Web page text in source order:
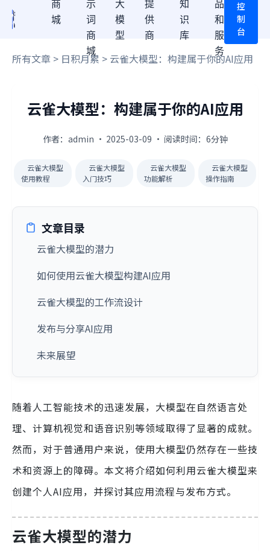
商
城
示
词
商
城
大
模
型
提
供
商
知
识
库
品
和
服
务
控
制
台
所有文章 > 日积月累 > 云雀大模型：构建属于你的AI应用
云雀大模型：构建属于你的AI应用
作者：admin · 2025-03-09 · 阅读时间：6分钟
云雀大模型
使用教程
云雀大模型
入门技巧
云雀大模型
功能解析
云雀大模型
操作指南
文章目录
云雀大模型的潜力
如何使用云雀大模型构建AI应用
云雀大模型的工作流设计
发布与分享AI应用
未来展望
随着人工智能技术的迅速发展，大模型在自然语言处
理、计算机视觉和语音识别等领域取得了显著的成就。
然而，对于普通用户来说，使用大模型仍然存在一些技
术和资源上的障碍。本文将介绍如何利用云雀大模型来
创建个人AI应用，并探讨其应用流程与发布方式。
云雀大模型的潜力